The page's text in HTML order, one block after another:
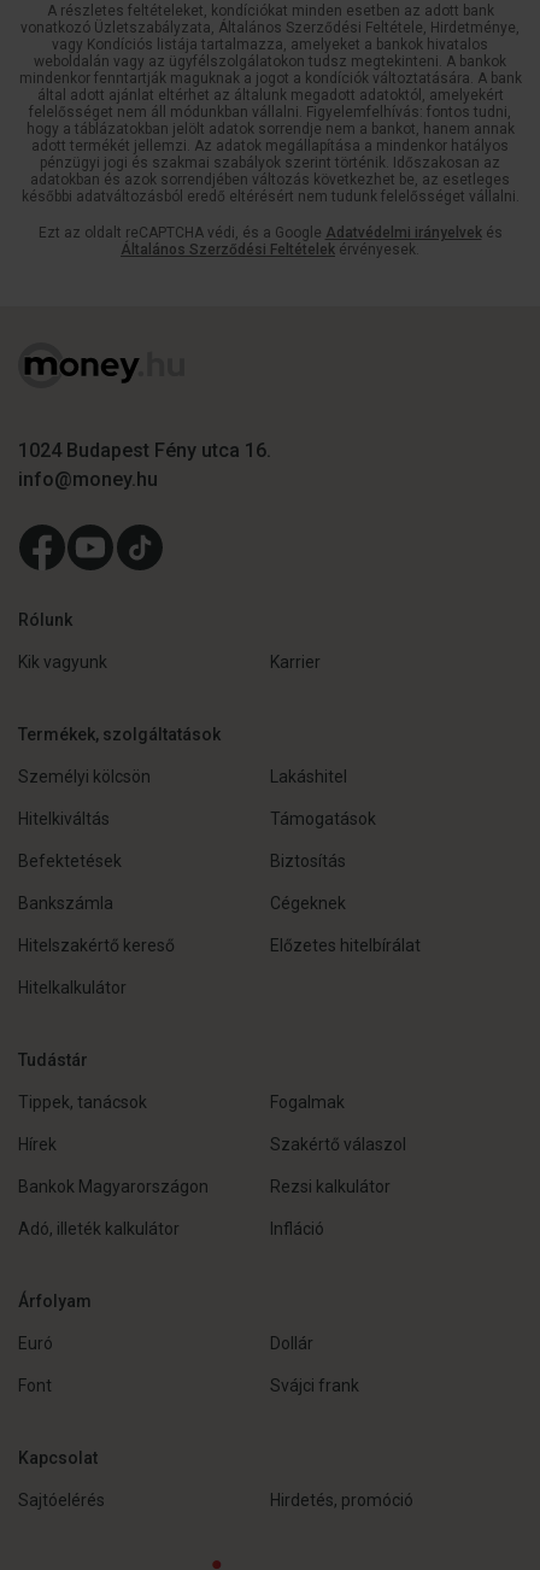
A részletes feltételeket, kondíciókat minden esetben az adott bank
vonatkozó Üzletszabályzata, Általános Szerződési Feltétele, Hirdetménye,
vagy Kondíciós listája tartalmazza, amelyeket a bankok hivatalos
weboldalán vagy az ügyfélszolgálatokon tudsz megtekinteni. A bankok
mindenkor fenntartják maguknak a jogot a kondíciók változtatására. A bank
által adott ajánlat eltérhet az általunk megadott adatoktól, amelyekért
felelősséget nem áll módunkban vállalni. Figyelemfelhívás: fontos tudni,
hogy a táblázatokban jelölt adatok sorrendje nem a bankot, hanem annak
adott termékét jellemzi. Az adatok megállapítása a mindenkor hatályos
pénzügyi jogi és szakmai szabályok szerint történik. Időszakosan az
adatokban és azok sorrendjében változás következhet be, az esetleges
későbbi adatváltozásból eredő eltérésért nem tudunk felelősséget vállalni.
Ezt az oldalt reCAPTCHA védi, és a Google Adatvédelmi irányelvekés
Általános Szerződési Feltételek érvényesek.
1024 Budapest Fény utca 16.
info@money.hu
Rólunk
Kik vagyunk Karrier
Termékek, szolgáltatások
Személyi kölcsön Lakáshitel
Hitelkiváltás Támogatások
Befektetések Biztosítás
Bankszámla Cégeknek
Hitelszakértő kereső Előzetes hitelbírálat
Hitelkalkulátor
Tudástár
Tippek, tanácsok Fogalmak
Hírek Szakértő válaszol
Bankok Magyarországon Rezsi kalkulátor
Adó, illeték kalkulátor Infláció
Árfolyam
Euró Dollár
Font Svájci frank
Kapcsolat
Sajtóelérés Hirdetés, promóció